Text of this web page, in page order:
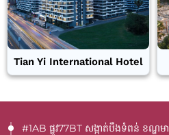
Tian Yi International Hotel
#1AB ផ្លូវ77BT​ សង្កាត់បឹងទំពន់ ខណ្ឌម